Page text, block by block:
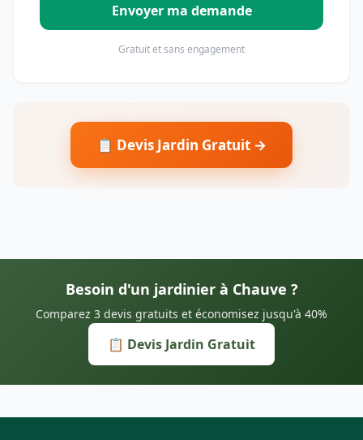
Envoyer ma demande
Gratuit et sans engagement
📋 Devis Jardin Gratuit →
Besoin d'un jardinier à Chauve ?
Comparez 3 devis gratuits et économisez jusqu'à 40%
📋 Devis Jardin Gratuit